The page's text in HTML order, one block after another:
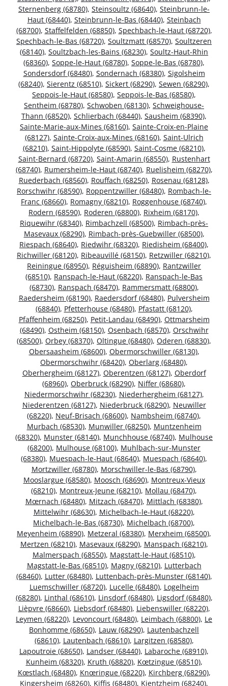
Sternenberg (68780), Steinsoultz (68640), Steinbrunn-le-
Haut (68440), Steinbrunn-le-Bas (68440), Steinbach
(68700), Staffelfelden (68850), Spechbach-le-Haut (68720),
Spechbach-le-Bas (68720), Soultzmatt (68570), Soultzeren
(68140), Soultzbach-les-Bains (68230), Soultz-Haut-Rhin
(68360), Soppe-le-Haut (68780), Soppe-le-Bas (68780),
Sondersdorf (68480), Sondernach (68380), Sigolsheim
(68240), Sierentz (68510), Sickert (68290), Sewen (68290),
Seppois-le-Haut (68580), Seppois-le-Bas (68580),
Sentheim (68780), Schwoben (68130), Schweighouse-
Thann (68520), Schlierbach (68440), Sausheim (68390),
Sainte-Marie-aux-Mines (68160), Sainte-Croix-en-Plaine
(68127), Sainte-Croix-aux-Mines (68160), Saint-Ulrich
(68210), Saint-Hippolyte (68590), Saint-Cosme (68210),
Saint-Bernard (68720), Saint-Amarin (68550), Rustenhart
(68740), Rumersheim-le-Haut (68740), Ruelisheim (68270),
Ruederbach (68560), Rouffach (68250), Rosenau (68128),
Rorschwihr (68590), Roppentzwiller (68480), Rombach-le-
Franc (68660), Romagny (68210), Roggenhouse (68740),
Rodern (68590), Roderen (68800), Rixheim (68170),
Riquewihr (68340), Rimbachzell (68500), Rimbach-près-
Masevaux (68290), Rimbach-près-Guebwiller (68500),
Riespach (68640), Riedwihr (68320), Riedisheim (68400),
Richwiller (68120), Ribeauvillé (68150), Retzwiller (68210),
Reiningue (68950), Réguisheim (68890), Rantzwiller
(68510), Ranspach-le-Haut (68220), Ranspach-le-Bas
(68730), Ranspach (68470), Rammersmatt (68800),
Raedersheim (68190), Raedersdorf (68480), Pulversheim
(68840), Pfetterhouse (68480), Pfastatt (68120),
Pfaffenheim (68250), Petit-Landau (68490), Ottmarsheim
(68490), Ostheim (68150), Osenbach (68570), Orschwihr
(68500), Orbey (68370), Oltingue (68480), Oderen (68830),
Obersaasheim (68600), Obermorschwiller (68130),
Obermorschwihr (68420), Oberlarg (68480),
Oberhergheim (68127), Oberentzen (68127), Oberdorf
(68960), Oberbruck (68290), Niffer (68680),
Niedermorschwihr (68230), Niederhergheim (68127),
Niederentzen (68127), Niederbruck (68290), Neuwiller
(68220), Neuf-Brisach (68600), Nambsheim (68740),
Murbach (68530), Munwiller (68250), Muntzenheim
(68320), Munster (68140), Munchhouse (68740), Mulhouse
(68200), Mulhouse (68100), Muhlbach-sur-Munster
(68380), Muespach-le-Haut (68640), Muespach (68640),
Mortzwiller (68780), Morschwiller-le-Bas (68790),
Mooslargue (68580), Moosch (68690), Montreux-Vieux
(68210), Montreux-Jeune (68210), Mollau (68470),
Mœrnach (68480), Mitzach (68470), Mittlach (68380),
Mittelwihr (68630), Michelbach-le-Haut (68220),
Michelbach-le-Bas (68730), Michelbach (68700),
Meyenheim (68890), Metzeral (68380), Merxheim (68500),
Mertzen (68210), Masevaux (68290), Manspach (68210),
Malmerspach (68550), Magstatt-le-Haut (68510),
Magstatt-le-Bas (68510), Magny (68210), Lutterbach
(68460), Lutter (68480), Luttenbach-près-Munster (68140),
Luemschwiller (68720), Lucelle (68480), Logelheim
(68280), Linthal (68610), Linsdorf (68480), Ligsdorf (68480),
Lièpvre (68660), Liebsdorf (68480), Liebenswiller (68220),
Leymen (68220), Levoncourt (68480), Leimbach (68800), Le
Bonhomme (68650), Lauw (68290), Lautenbachzell
(68610), Lautenbach (68610), Largitzen (68580),
Lapoutroie (68650), Landser (68440), Labaroche (68910),
Kunheim (68320), Kruth (68820), Kœtzingue (68510),
Kœstlach (68480), Knœringue (68220), Kirchberg (68290),
Kingersheim (68260), Kiffis (68480), Kientzheim (68240),